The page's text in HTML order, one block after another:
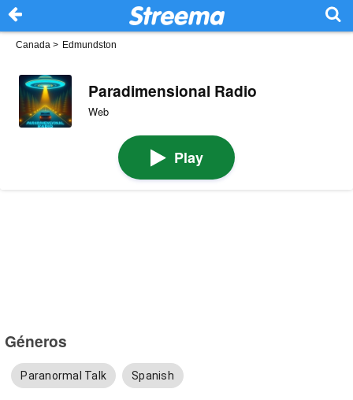
Canada > Edmundston
Paradimensional Radio
Web
Play
Géneros
Paranormal Talk Spanish